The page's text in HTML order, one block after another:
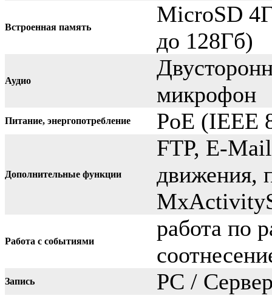
Встроенная память
MicroSD
до 128Гб)
Аудио
микрофон
Питание, энергопотребление PoE (IEEE
Дополнительные функции
FTP, E-
движения,
Работа с событиями
работа по
Запись PC /